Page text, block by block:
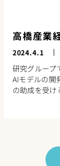
高橋産業
2024.4.1
研究グループ
AIモデルの開
の助成を受